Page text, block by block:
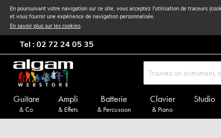
En poursuivant votre navigation sur ce site, vous acceptez l'utilisation de traceurs
et vous fournir une expérience de navigation personnalisée.
En savoir plus sur les cookies.
Tel : 02 72 24 05 35
Guitare
& Co
Ampli
& Effets
Batterie
& Percussion
Clavier
& Piano
Studio